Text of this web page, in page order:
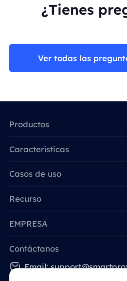
¿Tienes
Ver todas las
Productos
Características
Casos de uso
Recurso
EMPRESA
Contáctanos
Email: